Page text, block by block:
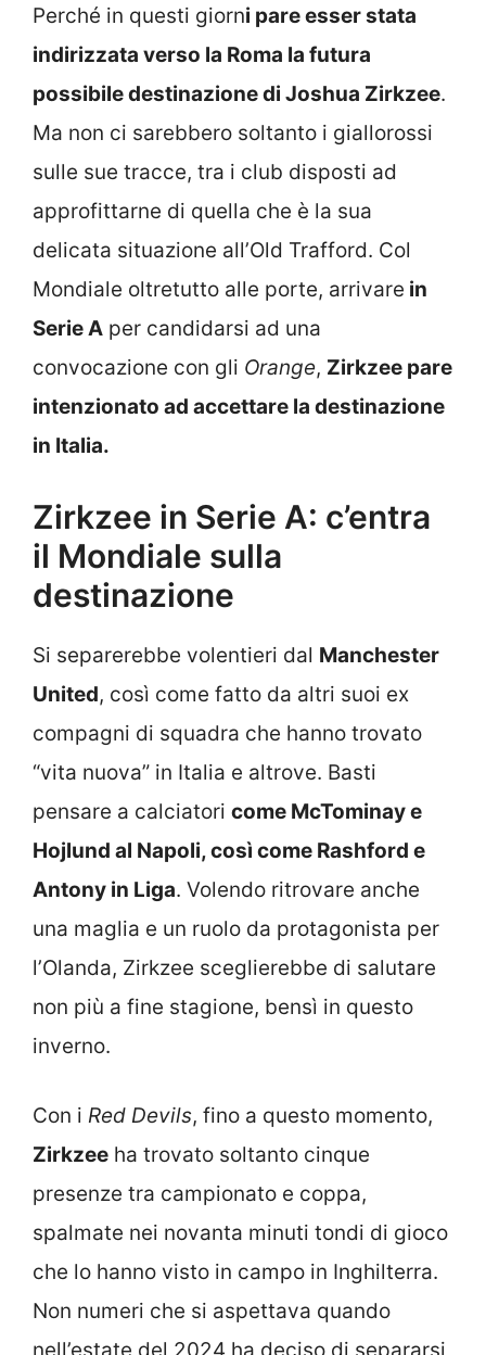
Perché in questi giorni pare esser stata
indirizzata verso la Roma la futura
possibile destinazione di Joshua Zirkzee.
Ma non ci sarebbero soltanto i giallorossi
sulle sue tracce, tra i club disposti ad
approfittarne di quella che è la sua
delicata situazione all’Old Trafford. Col
Mondiale oltretutto alle porte, arrivare in
Serie A per candidarsi ad una
convocazione con gli Orange, Zirkzee pare
intenzionato ad accettare la destinazione
in Italia.
Zirkzee in Serie A: c’entra
il Mondiale sulla
destinazione
Si separerebbe volentieri dal Manchester
United, così come fatto da altri suoi ex
compagni di squadra che hanno trovato
“vita nuova” in Italia e altrove. Basti
pensare a calciatori come McTominay e
Hojlund al Napoli, così come Rashford e
Antony in Liga. Volendo ritrovare anche
una maglia e un ruolo da protagonista per
l’Olanda, Zirkzee sceglierebbe di salutare
non più a fine stagione, bensì in questo
inverno.
Con i Red Devils, fino a questo momento,
Zirkzee ha trovato soltanto cinque
presenze tra campionato e coppa,
spalmate nei novanta minuti tondi di gioco
che lo hanno visto in campo in Inghilterra.
Non numeri che si aspettava quando